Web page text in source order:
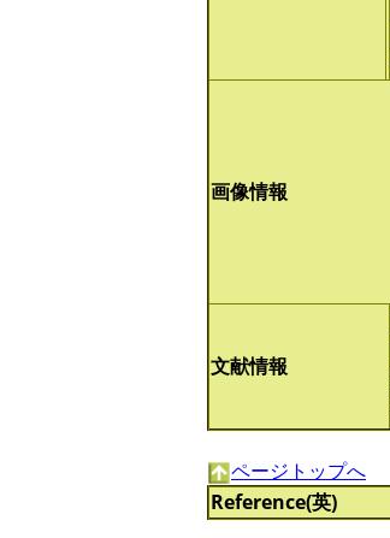
画像情報
文献情報
ページトップへ
Reference(英)